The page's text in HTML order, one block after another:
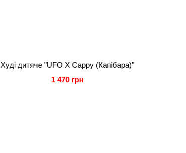
Худі дитяче "UFO X Cappy (Капібара)"
1 470 грн